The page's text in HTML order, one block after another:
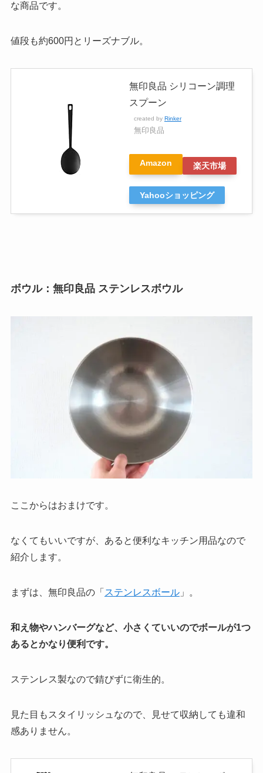
な商品です。
値段も約600円とリーズナブル。
無印良品 シリコーン調理
スプーン
created by Rinker
無印良品
Amazon 楽天市場
Yahooショッピング
ボウル：無印良品 ステンレスボウル
ここからはおまけです。
なくてもいいですが、あると便利なキッチン用品なので
紹介します。
まずは、無印良品の「 ステンレスボール」。
和え物やハンバーグなど、小さくていいのでボールが1つ
あるとかなり便利です。
ステンレス製なので錆びずに衛生的。
見た目もスタイリッシュなので、見せて収納しても違和
感ありません。